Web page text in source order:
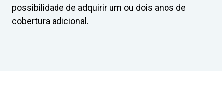
possibilidade de adquirir um ou dois anos de
cobertura adicional.